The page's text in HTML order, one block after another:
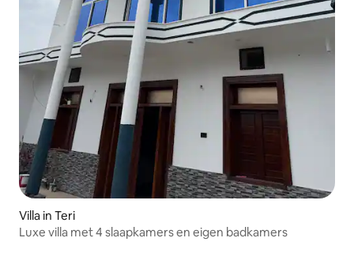
Villa in Teri
Luxe villa met 4 slaapkamers en eigen badkamers